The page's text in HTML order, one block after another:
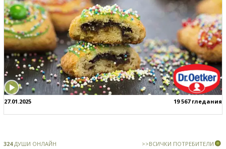
27.01.2025 19 567 гледания
324ДУШИ ОНЛАЙН >>ВСИЧКИ ПОТРЕБИТЕЛИ